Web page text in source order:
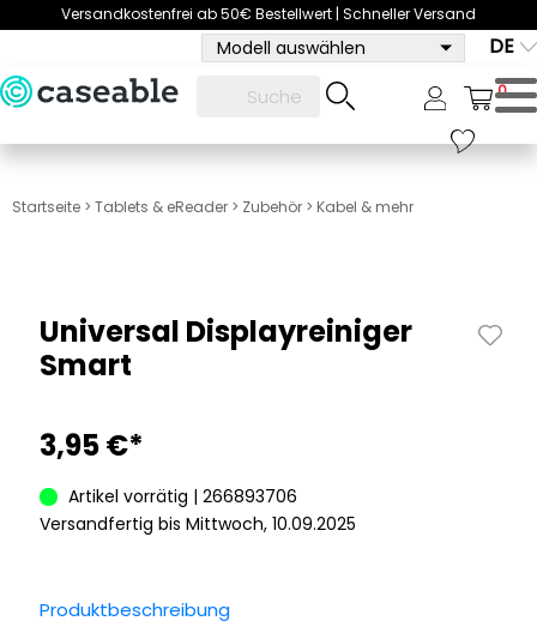
Versandkostenfrei ab 50€ Bestellwert | Schneller Versand
DE
Modell auswählen
0
Startseite > Tablets & eReader > Zubehör > Kabel & mehr
Universal Displayreiniger
Smart
3,95 €*
Artikel vorrätig | 266893706
Versandfertig bis Mittwoch, 10.09.2025
Produktbeschreibung